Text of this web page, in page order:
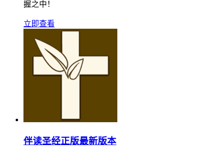
握之中！
立即查看
伴读圣经正版最新版本